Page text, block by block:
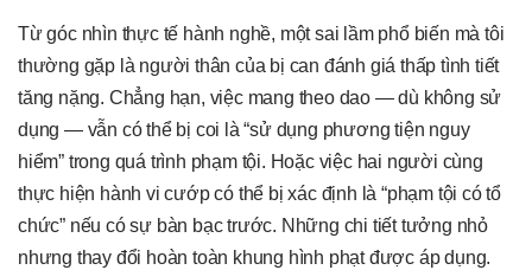
Từ góc nhìn thực tế hành nghề, một sai lầm phổ biến mà tôi
thường gặp là người thân của bị can đánh giá thấp tình tiết
tăng nặng. Chẳng hạn, việc mang theo dao — dù không sử
dụng — vẫn có thể bị coi là “sử dụng phương tiện nguy
hiểm” trong quá trình phạm tội. Hoặc việc hai người cùng
thực hiện hành vi cướp có thể bị xác định là “phạm tội có tổ
chức” nếu có sự bàn bạc trước. Những chi tiết tưởng nhỏ
nhưng thay đổi hoàn toàn khung hình phạt được áp dụng.